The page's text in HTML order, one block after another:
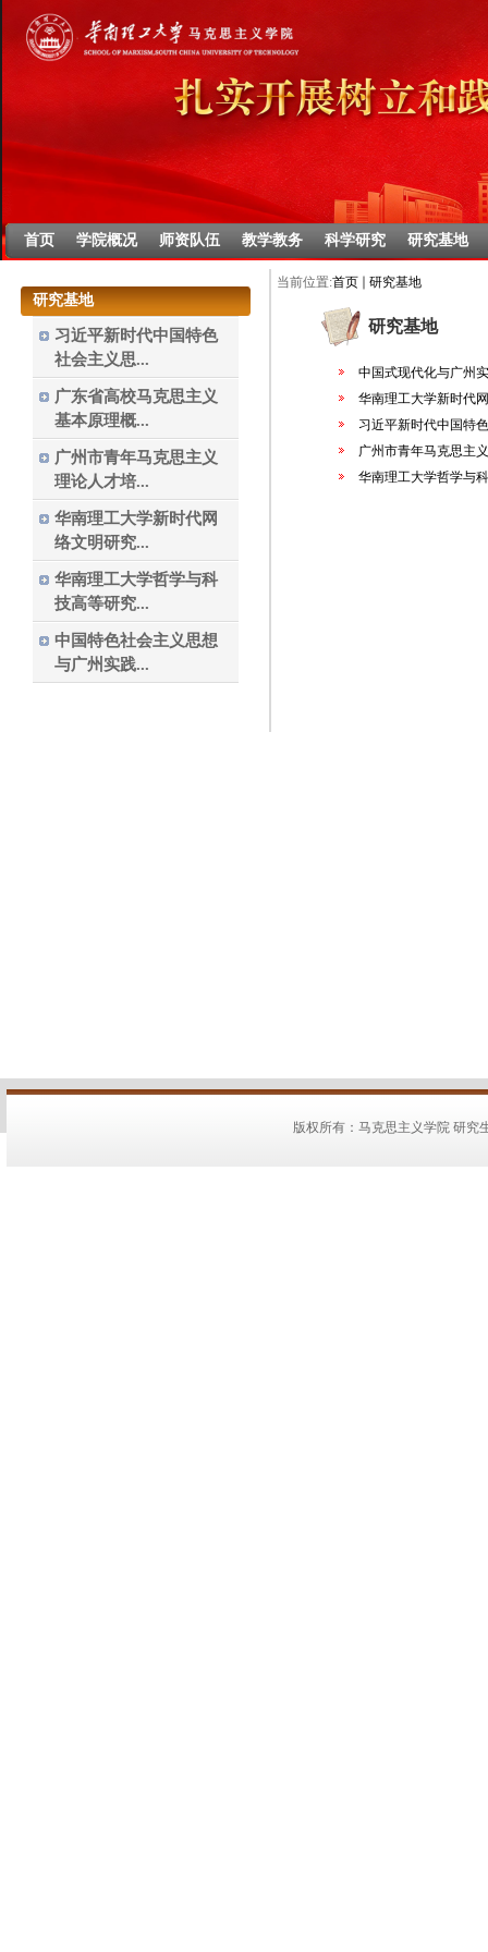
首页 学院概况 师资队伍 教学教务 科学研究 研究基地
研究基地
习近平新时代中国特色
社会主义思...
广东省高校马克思主义
基本原理概...
广州市青年马克思主义
理论人才培...
华南理工大学新时代网
络文明研究...
华南理工大学哲学与科
技高等研究...
中国特色社会主义思想
与广州实践...
当前位置:首页 研究基地
研究基地
中国式现代化与广州
华南理工大学新时代
习近平新时代中国特
广州市青年马克思主
华南理工大学哲学与
版权所有：马克思主义学院 研究